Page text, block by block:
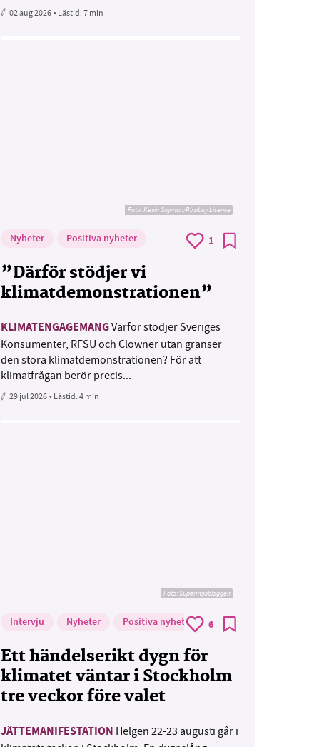
02 aug 2026• Lästid:7 min
Foto:Kevin Snyman/Pixabay Licence
Nyheter Positiva nyheter 1
”Därför stödjer vi
klimatdemonstrationen”
KLIMATENGAGEMANGVarför stödjer Sveriges
Konsumenter, RFSU och Clowner utan gränser
den stora klimatdemonstrationen? För att
klimatfrågan berör precis...
29 jul 2026• Lästid:4 min
Foto: Supermijöbloggen
Intervju Nyheter Positiva nyheter 6
Ett händelserikt dygn för
klimatet väntar i Stockholm
tre veckor före valet
JÄTTEMANIFESTATION Helgen 22-23 augusti går i